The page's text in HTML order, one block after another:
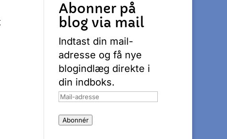
Abonner på
blog via mail
Indtast din mail-
adresse og få nye
blogindlæg direkte i
din indboks.
Mail-
Abonnér